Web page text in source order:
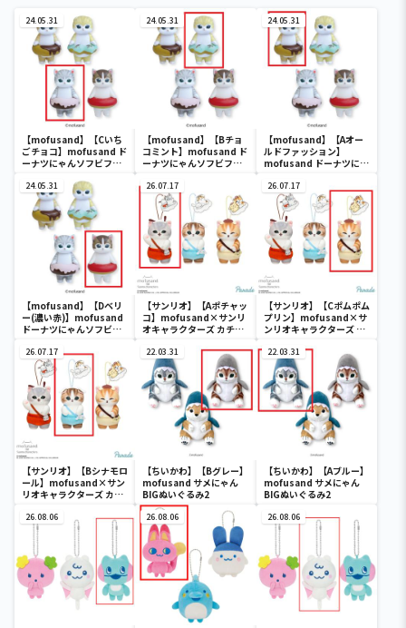
24.05.31
【mofusand】【Cいち
ごチョコ】mofusand ド
ーナツにゃんソフビフィ
24.05.31
【mofusand】【Bチョ
コミント】mofusand ド
ーナツにゃんソフビフィ
24.05.31
【mofusand】【Aオー
ルドファッション】
mofusand ドーナツにゃ
24.05.31
【mofusand】【Dベリ
ー(濃い赤)】mofusand
ドーナツにゃんソフビフ
26.07.17
【サンリオ】【Aポチャッ
コ】mofusand×サンリ
オキャラクターズ カチュ
26.07.17
【サンリオ】【Cポムポム
プリン】mofusand×サ
ンリオキャラクターズ カ
26.07.17
【サンリオ】【Bシナモロ
ール】mofusand×サン
リオキャラクターズ カチ
22.03.31
【ちいかわ】【Bグレー】
mofusand サメにゃん
BIGぬいぐるみ2
22.03.31
【ちいかわ】【Aブルー】
mofusand サメにゃん
BIGぬいぐるみ2
26.08.06 26.08.06 26.08.06